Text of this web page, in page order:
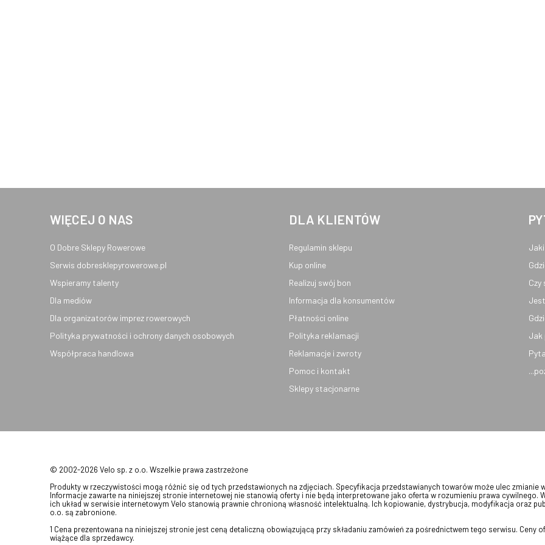
WIĘCEJ O NAS
O Dobre Sklepy Rowerowe
Serwis dobresklepyrowerowe.pl
Wspieramy talenty
Dla mediów
Dla organizatorów imprez rowerowych
Polityka prywatności i ochrony danych osobowych
Współpraca handlowa
DLA KLIENTÓW
Regulamin sklepu
Kup online
Realizuj swój bon
Informacja dla konsumentów
Płatności online
Polityka reklamacji
Reklamacje i zwroty
Pomoc i kontakt
Sklepy stacjonarne
Czy
Jak
© 2002-2026 Velo sp. z o.o. Wszelkie prawa zastrzeżone
Produkty w rzeczywistości mogą różnić się od tych przedstawionych na zdjęciach. Specyfikacja przedstawianych towarów może ulec
Informacje zawarte na niniejszej stronie internetowej nie stanowią oferty i nie będą interpretowane jako oferta w rozumieniu prawa cywilnego.
ich układ w serwisie internetowym Velo stanowią prawnie chronioną własność intelektualną. Ich kopiowanie, dystrybucja, modyfikacja oraz
o.o. są zabronione.
1 Cena prezentowana na niniejszej stronie jest ceną detaliczną obowiązującą przy składaniu zamówień za pośrednictwem tego serwisu. Ceny
wiążące dla sprzedawcy.